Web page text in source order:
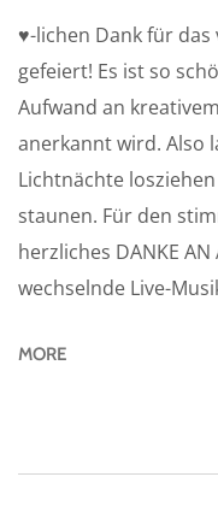
♥-lichen Dank für
gefeiert! Es ist so
Aufwand an
anerkannt wird. Also
Lichtnächte
staunen. Für den
herzliches DANKE AN
wechselnde Live-
MORE